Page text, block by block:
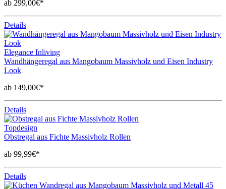
ab 299,00€*
Details
Elegance Inliving
Wandhängeregal aus Mangobaum Massivholz und Eisen Industry
Look
ab 149,00€*
Details
Topdesign
Obstregal aus Fichte Massivholz Rollen
ab 99,99€*
Details